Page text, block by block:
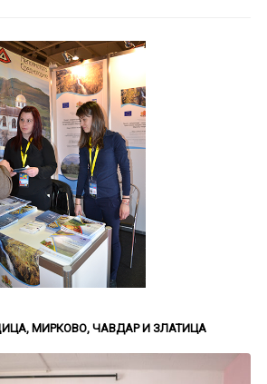
МИРКОВО, ЧАВДАР И ЗЛАТИЦА